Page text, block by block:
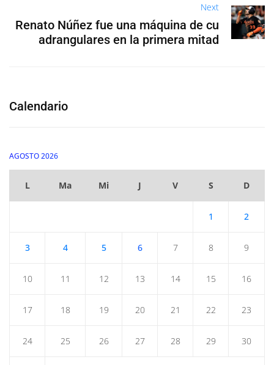
Next
Renato Núñez fue una máquina de cu
adrangulares en la primera mitad
Calendario
AGOSTO 2026
L Ma Mi J V S D
1 2
3 4 5 6 7 8 9
10 11 12 13 14 15 16
17 18 19 20 21 22 23
24 25 26 27 28 29 30